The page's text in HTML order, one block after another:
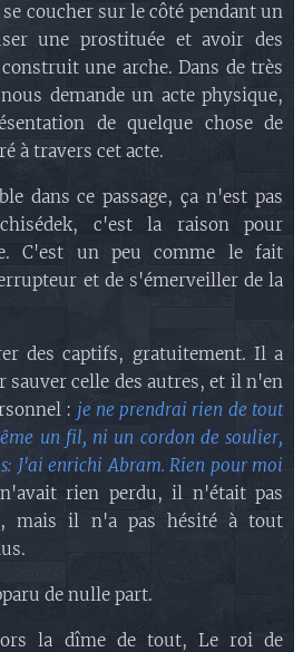
coucher sur le côté pendant un
une prostituée et avoir des
une arche. Dans de très
demande un acte physique,
de quelque chose de
à travers cet acte.
dans ce passage, ça n'est pas
c'est la raison pour
C'est un peu comme le fait
et de s'émerveiller de la
des captifs, gratuitement. Il a
sauver celle des autres, et il n'en
: je ne prendrai rien de tout
un fil, ni un cordon de soulier,
J'ai enrichi Abram. Rien pour moi
rien perdu, il n'était pas
mais il n'a pas hésité à tout
de nulle part.
la dîme de tout, Le roi de